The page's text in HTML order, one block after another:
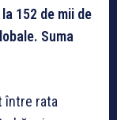
152 de mii de
Suma
între rata